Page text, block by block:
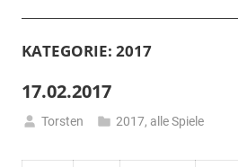
KATEGORIE: 2017
17.02.2017
Torsten 2017, alle Spiele